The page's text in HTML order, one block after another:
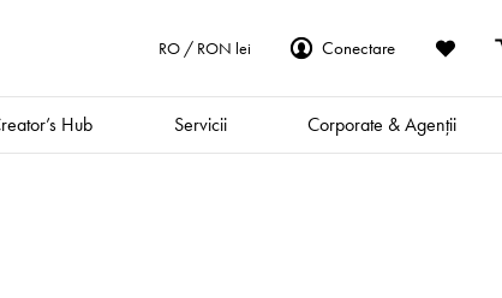
RO / RON lei Conectare
Hub Servicii Corporate & Agenții